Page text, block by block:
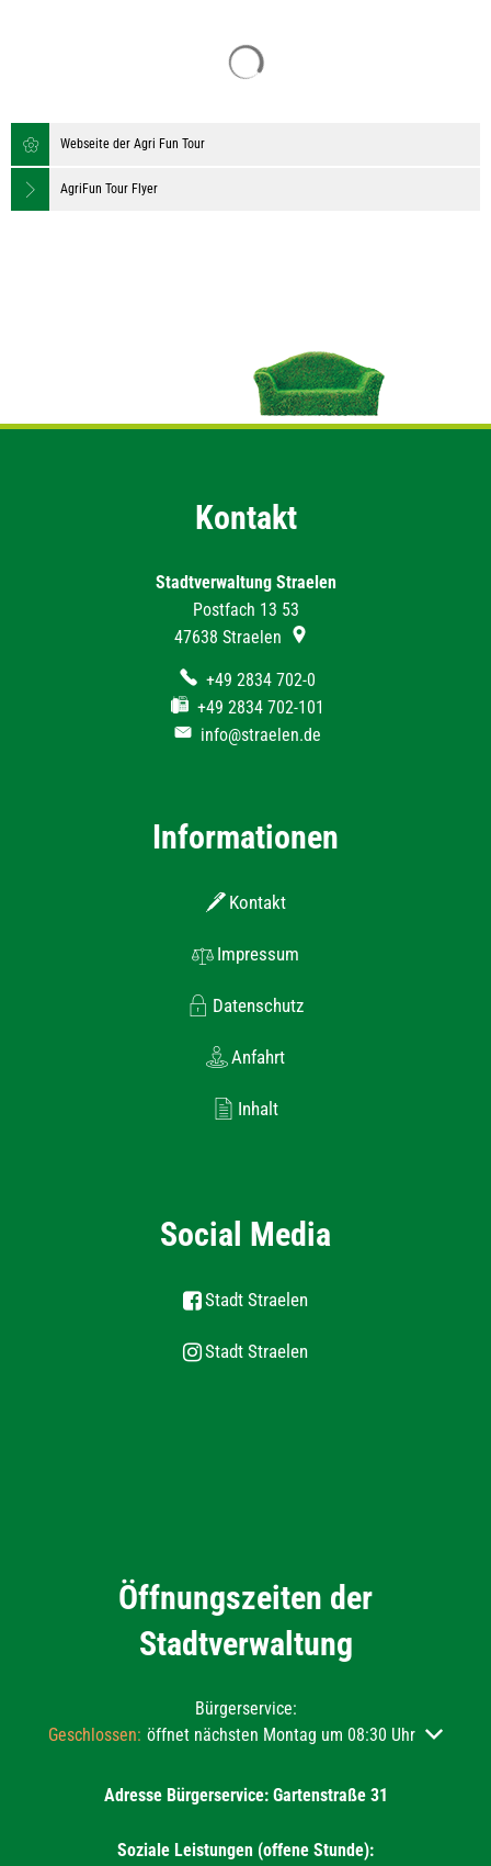
Webseite der Agri Fun Tour
AgriFun Tour Flyer
Kontakt
Stadtverwaltung Straelen
Postfach 13 53
47638 Straelen
+49 2834 702-0
+49 2834 702-101
info@straelen.de
Informationen
Kontakt
Impressum
Datenschutz
Anfahrt
Inhalt
Social Media
Stadt Straelen
Stadt Straelen
Öffnungszeiten der
Stadtverwaltung
Bürgerservice:
Klicken, um weitere Öffnungs- oder Schließzeiten
Geschlossen: öffnet nächsten Montag um 08:30 Uhr
Adresse Bürgerservice: Gartenstraße 31
Soziale Leistungen (offene Stunde):